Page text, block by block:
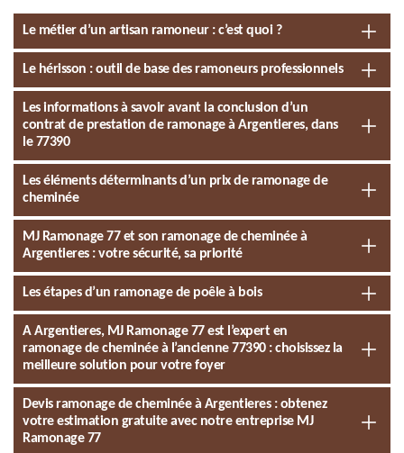
Le métier d’un artisan ramoneur : c’est quoi ?
Le hérisson : outil de base des ramoneurs professionnels
Les informations à savoir avant la conclusion d’un
contrat de prestation de ramonage à Argentieres, dans
le 77390
Les éléments déterminants d’un prix de ramonage de
cheminée
MJ Ramonage 77 et son ramonage de cheminée à
Argentieres : votre sécurité, sa priorité
Les étapes d’un ramonage de poêle à bois
A Argentieres, MJ Ramonage 77 est l’expert en
ramonage de cheminée à l’ancienne 77390 : choisissez la
meilleure solution pour votre foyer
Devis ramonage de cheminée à Argentieres : obtenez
votre estimation gratuite avec notre entreprise MJ
Ramonage 77